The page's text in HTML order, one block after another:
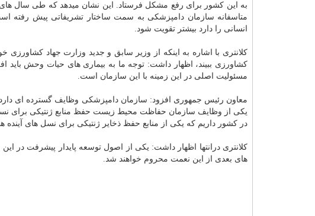
به این كشور برای رفع مشكل فرستاد. این نشان میدهد كه طی سال
متاسفانه سازمان دامپزشكی به سمت ساختار تشریفاتی پیش رفته
انسانی را دارد بیشتر تقویت شود.
كلانتری با اشاره به اینكه از وزیر سابق و جدید وزارت جهاد
كشاورزی ببیند، اظهار داشت: توجه ما به بیماری های حیات وحش باید
مسئولیت اصلی در این زمینه با این سازمان است.
معاون رئیس جمهوری افزود: سازمان دامپزشكی وظایف گسترده ای
در كشور داریم كه یكی از منابع حفظ ذخایر ژنتیكی برای نسل های آینده
كلانتری درانتها اظهار داشت: یكی از اصول توسعه پایدار پیشرفت در
های بعدی از این نعمت محروم خواهند شد.